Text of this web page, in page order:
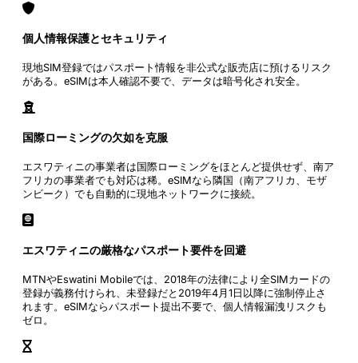
個人情報保護とセキュリティ
現地SIM登録ではパスポート情報を非公式な販売店に預けるリスク
がある。eSIMは本人確認不要で、データは暗号化され安全。
国際ローミングの欠如を克服
エスワティニの事業者は国際ローミングをほとんど提供せず、南ア
フリカの事業者でも対応は稀。eSIMなら隣国（南アフリカ、モザ
ンビーク）でも自動的に現地ネットワークに接続。
エスワティニの厳格なパスポート要件を回避
MTNやEswatini Mobileでは、2018年の法律により全SIMカードの
登録が義務付けられ、未登録だと2019年4月1日以降に強制停止さ
れます。eSIMならパスポート提出不要で、個人情報漏洩リスクも
ゼロ。